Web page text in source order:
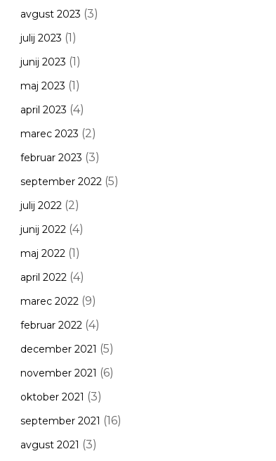
avgust 2023 (3)
julij 2023 (1)
junij 2023 (1)
maj 2023 (1)
april 2023 (4)
marec 2023 (2)
februar 2023 (3)
september 2022(5)
julij 2022(2)
junij 2022(4)
maj 2022(1)
april 2022(4)
marec 2022(9)
februar 2022(4)
december 2021 (5)
november 2021 (6)
oktober 2021 (3)
september 2021 (16)
avgust 2021 (3)